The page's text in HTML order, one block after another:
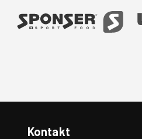
Kontakt